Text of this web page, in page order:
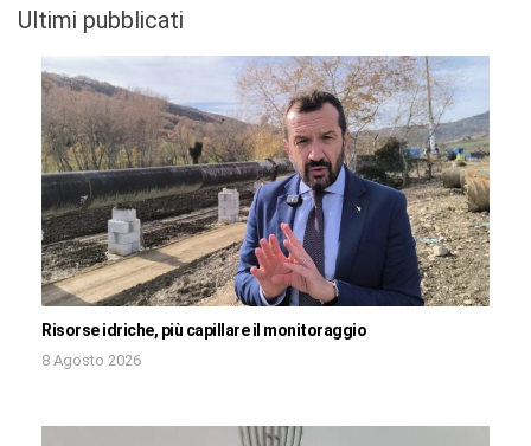
Ultimi pubblicati
Risorse idriche, più capillare il monitoraggio
8 Agosto 2026